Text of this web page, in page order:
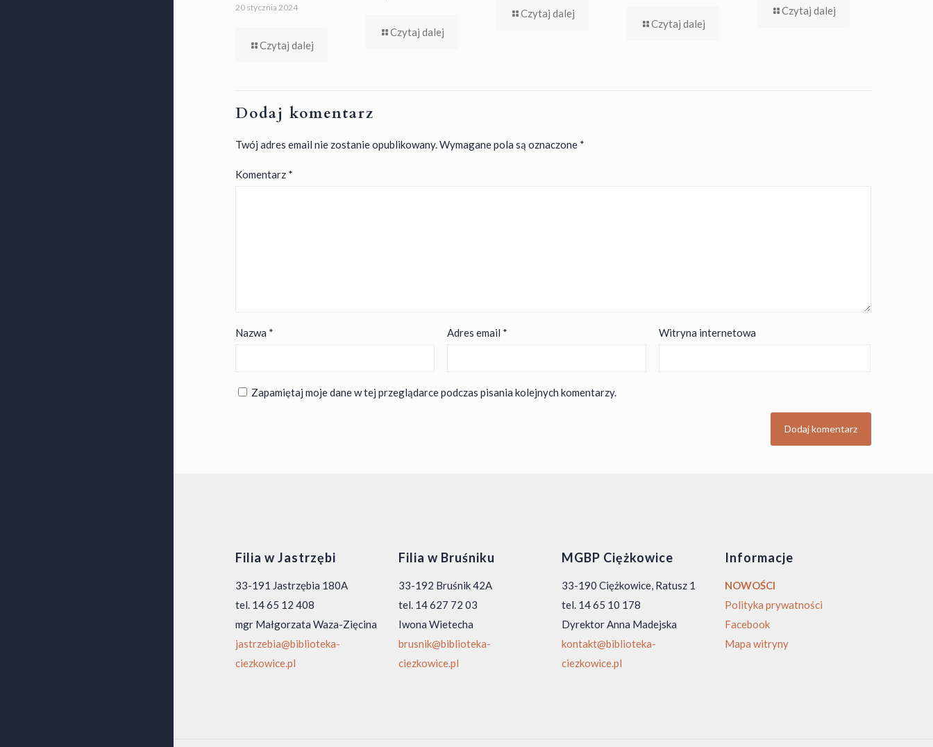
20 stycznia 2024
Czytaj dalej
Czytaj dalej
Czytaj dalej
Czytaj dalej
Czytaj dalej
Dodaj komentarz
Twój adres email nie zostanie opublikowany.Wymagane pola są oznaczone *
Komentarz *
Nazwa * Adres email * Witryna internetowa
Zapamiętaj moje dane w tej przeglądarce podczas pisania kolejnych komentarzy.
Filia w Jastrzębi
33-191 Jastrzębia 180A
tel. 14 65 12 408
mgr Małgorzata Waza-Zięcina
jastrzebia@biblioteka-
ciezkowice.pl
Filia w Bruśniku
33-192 Bruśnik 42A
tel. 14 627 72 03
Iwona Wietecha
brusnik@biblioteka-
ciezkowice.pl
MGBP Ciężkowice
33-190 Ciężkowice, Ratusz 1
tel. 14 65 10 178
Dyrektor Anna Madejska
kontakt@biblioteka-
ciezkowice.pl
Informacje
NOWOŚCI
Polityka prywatności
Facebook
Mapa witryny